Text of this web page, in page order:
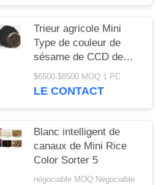
Trieur agricole Mini
Type de couleur de
sésame de CCD de
5400 pixels de fonction
multiple 63 canaux
$6500-$8500 MOQ:1 PC
LE CONTACT
Blanc intelligent de
canaux de Mini Rice
Color Sorter 5
négociable MOQ:Négociable